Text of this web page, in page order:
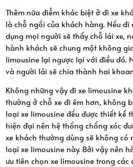
Thêm nữa điểm khác biệt ở đi xe
là chỗ ngồi của khách hàng. Nếu
dụng mọi người sẽ thấy chỗ lái xe,
hành khách sẽ chung một không
limousine lại ngược lại với điều đó.
và người lái sẽ chia thành hai
Không những vậy đi xe limousine
thường ở chỗ xe đi êm hơn, không
loại xe limousine đều được thiết kế
hiện đại nên hệ thống chống xóc
xe khách thường dùng sẽ không
loại xe limousine này. Bởi vậy nên
ưu tiên chọn xe limousine trong các